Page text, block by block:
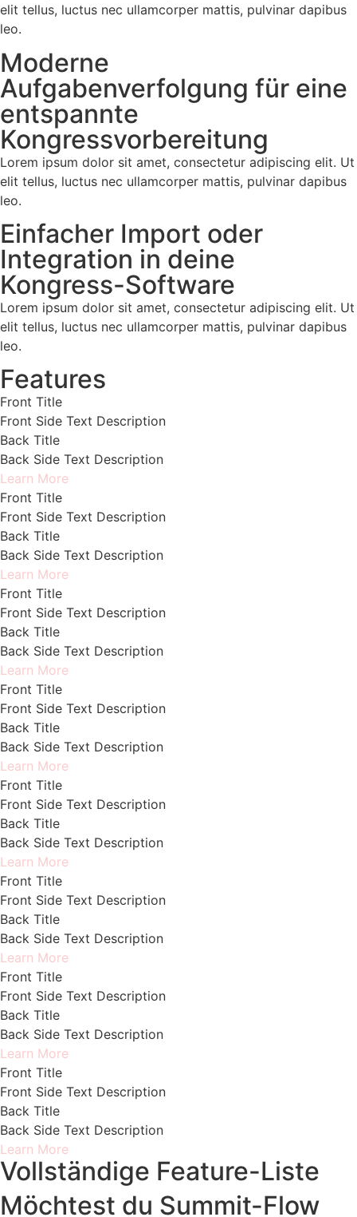
elit tellus, luctus nec ullamcorper mattis, pulvinar dapibus
leo.
Moderne
Aufgabenverfolgung für eine
entspannte
Kongressvorbereitung
Lorem ipsum dolor sit amet, consectetur adipiscing elit. Ut
elit tellus, luctus nec ullamcorper mattis, pulvinar dapibus
leo.
Einfacher Import oder
Integration in deine
Kongress-Software
Lorem ipsum dolor sit amet, consectetur adipiscing elit. Ut
elit tellus, luctus nec ullamcorper mattis, pulvinar dapibus
leo.
Features
Front Title
Front Side Text Description
Back Title
Back Side Text Description
Learn More
Front Title
Front Side Text Description
Back Title
Back Side Text Description
Learn More
Front Title
Front Side Text Description
Back Title
Back Side Text Description
Learn More
Front Title
Front Side Text Description
Back Title
Back Side Text Description
Learn More
Front Title
Front Side Text Description
Back Title
Back Side Text Description
Learn More
Front Title
Front Side Text Description
Back Title
Back Side Text Description
Learn More
Front Title
Front Side Text Description
Back Title
Back Side Text Description
Learn More
Front Title
Front Side Text Description
Back Title
Back Side Text Description
Learn More
Vollständige Feature-Liste
Möchtest du Summit-Flow